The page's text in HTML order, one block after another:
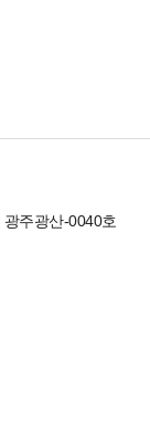
주광산-0040호